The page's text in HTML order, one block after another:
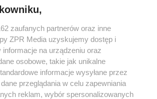
w serwisie nie może być powielany i
dalej rozpowszechniany w jakikolwiek sposób (w
lub mechaniczny) na jakimkolwiek polu
formie, włącznie z umieszczaniem w
zgody właściciela praw. Jakiekolwiek użycie lub
w całości lub w części z naruszeniem prawa,
jest zabronione pod groźbą kary i może być
zaufanych partnerów oraz inne
ZPR Media uzyskujemy dostęp i
informacje na urządzeniu oraz
osobowe, takie jak unikalne
informacje wysyłane przez
przeglądania w celu zapewniania
reklam, wybór spersonalizowanych